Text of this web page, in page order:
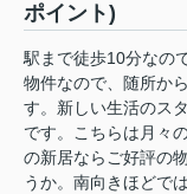
ポイント)
駅まで徒歩10分なの
物件なので、随所か
す。新しい生活のス
です。こちらは月々
の新居ならご好評の
うか。南向きほどで